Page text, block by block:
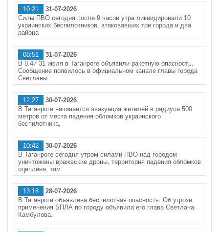
10:21
31-07-2026
Силы ПВО сегодня после 9 часов утра ликвидировали 10
украинских беспилотников, атаковавших три города и два
района
08:51
31-07-2026
В 8.47 31 июля в Таганроге объявили ракетную опасность.
Сообщение появилось в официальном канале главы города
Светланы
12:27
30-07-2026
В Таганроге начинается эвакуация жителей в радиусе 500
метров от места падения обломков украинского
беспилотника,
10:42
30-07-2026
В Таганроге сегодня утром силами ПВО над городом
уничтожены вражеские дроны, территория падения обломков
оцеплена, там
13:18
28-07-2026
В Таганроге объявлена беспилотная опасность. Об угрозе
применения БПЛА по городу объявила его глава Светлана
Камбулова.